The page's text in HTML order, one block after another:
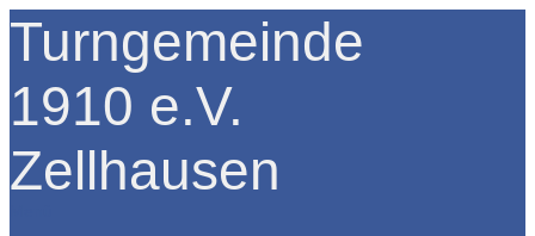
Turngemeinde
1910 e.V.
Zellhausen